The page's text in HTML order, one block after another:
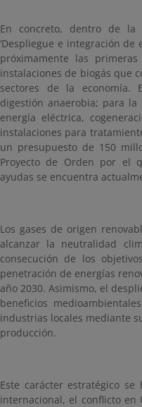
En concreto, dentro de la
‘Despliegue e integración de
próximamente las
instalaciones de biogás que
sectores de la economía.
digestión anaerobia; para
energía eléctrica,
instalaciones para
un presupuesto de 150
Proyecto de Orden por el
ayudas se encuentra
Los gases de origen
alcanzar la neutralidad
consecución de los
penetración de energías
año 2030. Asimismo, el
beneficios
industrias locales mediante
producción.
Este carácter estratégico
internacional, el conflicto en